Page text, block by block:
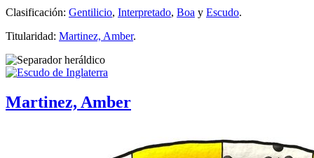
Clasificación: Gentilicio, Interpretado, Boa y Escudo.
Titularidad: Martinez, Amber.
Martinez, Amber